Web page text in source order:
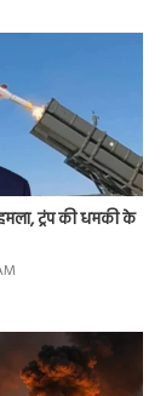
ट्रंप की धमकी के